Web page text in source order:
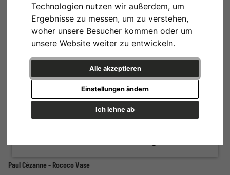
Technologien nutzen wir außerdem, um
Ergebnisse zu messen, um zu verstehen,
woher unsere Besucher kommen oder um
unsere Website weiter zu entwickeln.
Alle akzeptieren
Ich lehne ab
Einstellungen ändern
Paul Cézanne - Rococo Vase